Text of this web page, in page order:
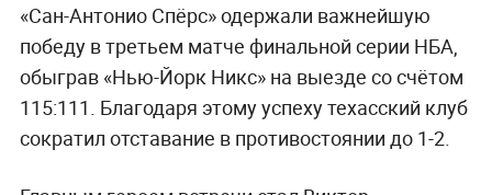
«Сан-Антонио Спёрс» одержали важнейшую
победу в третьем матче финальной серии НБА,
обыграв «Нью-Йорк Никс» на выезде со счётом
115:111. Благодаря этому успеху техасский клуб
сократил отставание в противостоянии до 1-2.